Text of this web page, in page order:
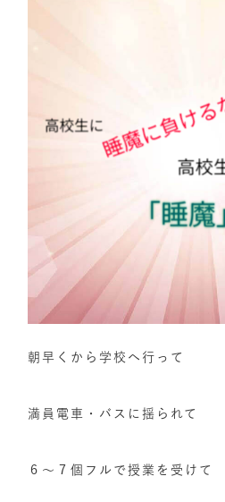
朝早くから学校へ行って
満員電車・バスに揺られて
６～７個フルで授業を受けて